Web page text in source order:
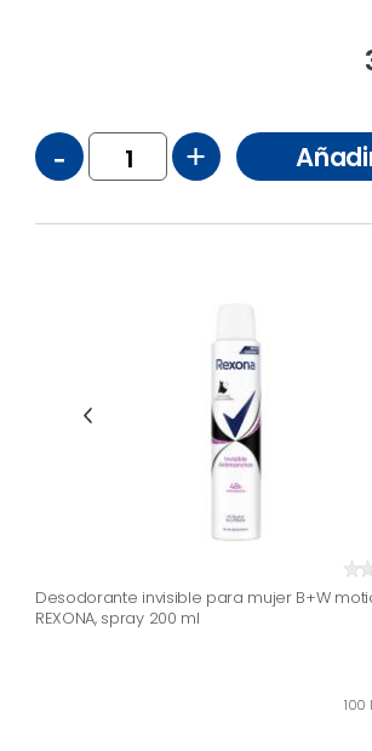
- +
Desodorante invisible para mujer B+W
REXONA, spray 200 ml
100